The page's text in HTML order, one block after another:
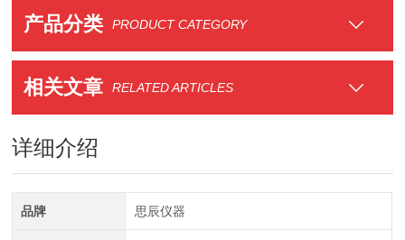
产品分类 PRODUCT CATEGORY
相关文章 RELATED ARTICLES
详细介绍
品牌 思辰仪器